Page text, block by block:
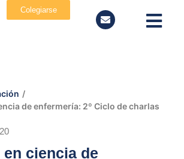
Colegiarse
/
de enfermería: 2º Ciclo de charlas
ciencia de